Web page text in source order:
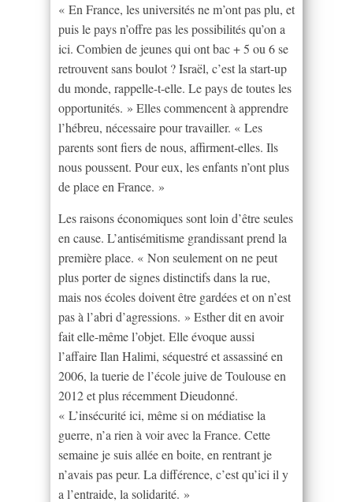
« En France, les universités ne m’ont pas plu, et
puis le pays n’offre pas les possibilités qu’on a
ici. Combien de jeunes qui ont bac + 5 ou 6 se
retrouvent sans boulot ? Israël, c’est la start-up
du monde, rappelle-t-elle. Le pays de toutes les
opportunités. » Elles commencent à apprendre
l’hébreu, nécessaire pour travailler. « Les
parents sont fiers de nous, affirment-elles. Ils
nous poussent. Pour eux, les enfants n’ont plus
de place en France. »
Les raisons économiques sont loin d’être seules
en cause. L’antisémitisme grandissant prend la
première place. « Non seulement on ne peut
plus porter de signes distinctifs dans la rue,
mais nos écoles doivent être gardées et on n’est
pas à l’abri d’agressions. » Esther dit en avoir
fait elle-même l’objet. Elle évoque aussi
l’affaire Ilan Halimi, séquestré et assassiné en
2006, la tuerie de l’école juive de Toulouse en
2012 et plus récemment Dieudonné.
« L’insécurité ici, même si on médiatise la
guerre, n’a rien à voir avec la France. Cette
semaine je suis allée en boite, en rentrant je
n’avais pas peur. La différence, c’est qu’ici il y
a l’entraide, la solidarité. »